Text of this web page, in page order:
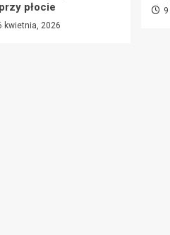
płocie
kwietnia, 2026